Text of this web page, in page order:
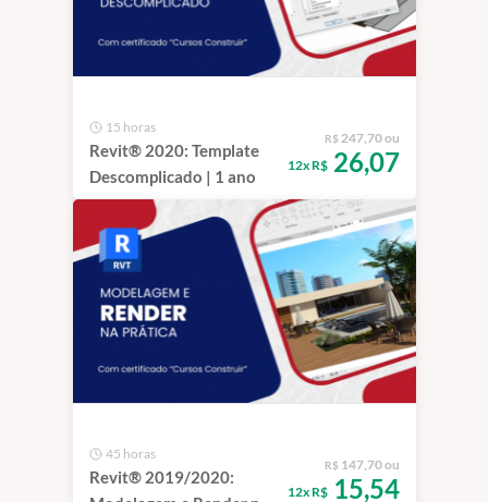
15 horas
Revit® 2020: Template
Descomplicado | 1 ano
R$ 247,70 ou
12x R$26,07
45 horas
Revit® 2019/2020:
R$ 147,70 ou
12x R$15,54